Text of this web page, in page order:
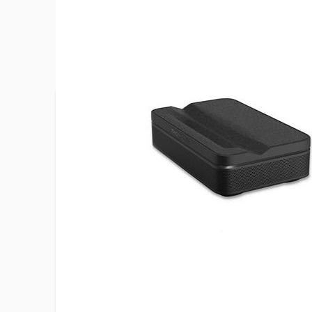
Batterie
Assistant vocal intégré Google
Non